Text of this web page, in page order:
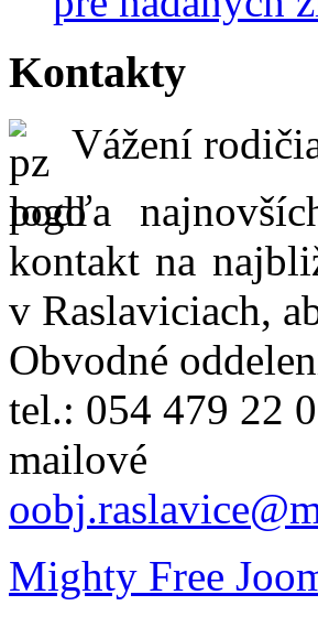
Kontakty
Vážení
podľa
kontakt na
v Raslaviciach,
Obvodné
tel.: 054 479 22
Mighty Free